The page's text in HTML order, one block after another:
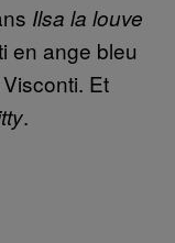
Ilsa la louve
en ange bleu
Et
.